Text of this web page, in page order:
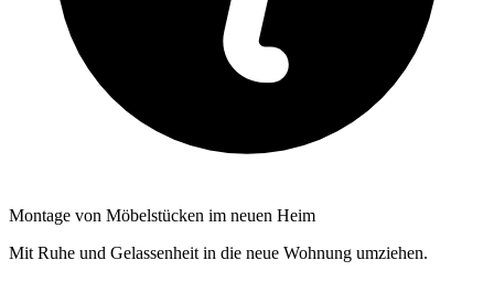
Montage von Möbelstücken im neuen Heim
Mit Ruhe und Gelassenheit in die neue Wohnung umziehen.